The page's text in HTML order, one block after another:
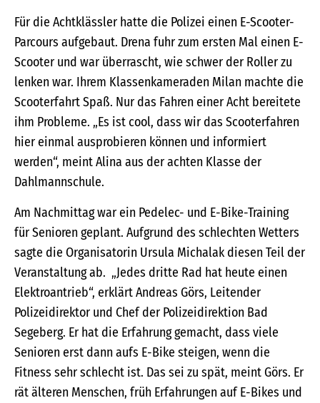
Für die Achtklässler hatte die Polizei einen E-Scooter-
Parcours aufgebaut. Drena fuhr zum ersten Mal einen E-
Scooter und war überrascht, wie schwer der Roller zu
lenken war. Ihrem Klassenkameraden Milan machte die
Scooterfahrt Spaß. Nur das Fahren einer Acht bereitete
ihm Probleme. „Es ist cool, dass wir das Scooterfahren
hier einmal ausprobieren können und informiert
werden“, meint Alina aus der achten Klasse der
Dahlmannschule.
Am Nachmittag war ein Pedelec- und E-Bike-Training
für Senioren geplant. Aufgrund des schlechten Wetters
sagte die Organisatorin Ursula Michalak diesen Teil der
Veranstaltung ab. „Jedes dritte Rad hat heute einen
Elektroantrieb“, erklärt Andreas Görs, Leitender
Polizeidirektor und Chef der Polizeidirektion Bad
Segeberg. Er hat die Erfahrung gemacht, dass viele
Senioren erst dann aufs E-Bike steigen, wenn die
Fitness sehr schlecht ist. Das sei zu spät, meint Görs. Er
rät älteren Menschen, früh Erfahrungen auf E-Bikes und